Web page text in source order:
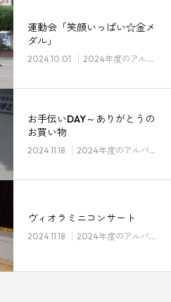
運動会「笑顔いっぱい☆金メ
ダル」
2024.10.01 2024年度のアルバム
お手伝いDAY～ありがとうの
お買い物
2024.11.18 2024年度のアルバム
ヴィオラミニコンサート
2024.11.18 2024年度のアルバム